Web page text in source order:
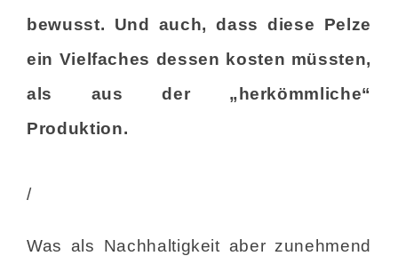
bewusst. Und auch, dass diese Pelze
ein Vielfaches dessen kosten müssten,
als aus der „herkömmliche“
Produktion.
/
Was als Nachhaltigkeit aber zunehmend